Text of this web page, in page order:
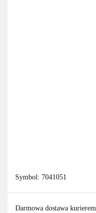
Symbol: 7041051
Darmowa dostawa kurierem